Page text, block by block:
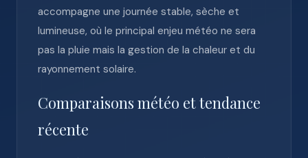
accompagne une journée stable, sèche et
lumineuse, où le principal enjeu météo ne sera
pas la pluie mais la gestion de la chaleur et du
rayonnement solaire.
Comparaisons météo et tendance
récente